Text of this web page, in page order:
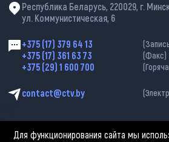
Республика Беларусь, 220029, г.
ул. Коммунистическая, 6
+375 (17) 379 64 13
+375 (17) 361 63 73 (Факс)
+375 (29) 1 600 700
contact@ctv.by
Для функционирования сайта мы